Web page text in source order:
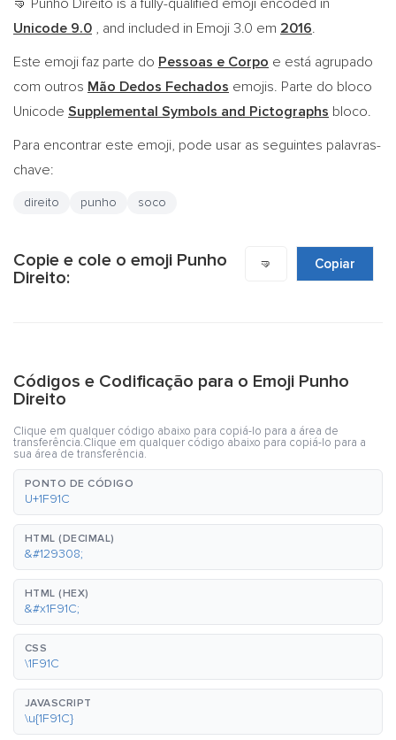
🤜 Punho Direito is a fully-qualified emoji encoded in
Unicode 9.0 , and included in Emoji 3.0 em 2016.
Este emoji faz parte do Pessoas e Corpo e está agrupado
com outros Mão Dedos Fechados emojis. Parte do bloco
Unicode Supplemental Symbols and Pictographs bloco.
Para encontrar este emoji, pode usar as seguintes palavras-
chave:
direito punho soco
Copie e cole o emoji Punho
Direito:
🤜 Copiar
Códigos e Codificação para o Emoji Punho
Direito
Clique em qualquer código abaixo para copiá-lo para a área de
transferência.Clique em qualquer código abaixo para copiá-lo para a
sua área de transferência.
PONTO DE CÓDIGO
U+1F91C
HTML (DECIMAL)
&#129308;
HTML (HEX)
&#x1F91C;
CSS
\1F91C
JAVASCRIPT
\u{1F91C}